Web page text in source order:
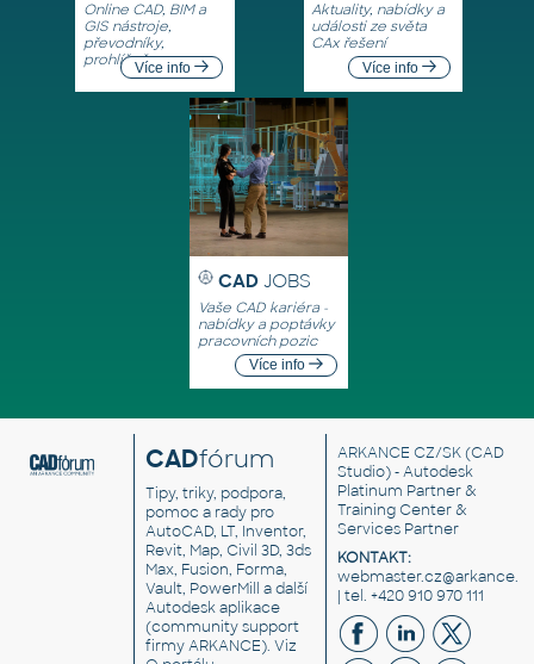
Online CAD, BIM a
GIS nástroje,
převodníky,
prohlížečeVíce info
Aktuality, nabídky a
události ze světa
CAx řešení
Více info
CAD JOBS
Vaše CAD kariéra -
nabídky a poptávky
pracovních pozic
Více info
CADfórum
Tipy, triky, podpora,
pomoc a rady pro
AutoCAD, LT, Inventor,
Revit, Map, Civil 3D, 3ds
Max, Fusion, Forma,
Vault, PowerMill a další
Autodesk aplikace
(community support
firmy ARKANCE). Viz
ARKANCE CZ/SK(CAD
Studio) - Autodesk
Platinum Partner &
Training Center &
Services Partner
KONTAKT:
| tel. +420 910 970 111